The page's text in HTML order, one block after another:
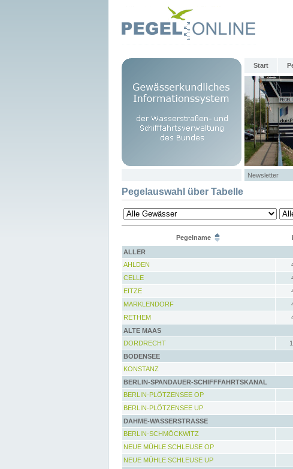
Start
Newsletter
Pegelauswahl über Tabelle
Pegelname
ALLER
AHLDEN
CELLE
EITZE
MARKLENDORF
RETHEM
ALTE MAAS
DORDRECHT
BODENSEE
KONSTANZ
BERLIN-SPANDAUER-SCHIFFFAHRTSKANAL
BERLIN-PLÖTZENSEE OP
BERLIN-PLÖTZENSEE UP
DAHME-WASSERSTRASSE
BERLIN-SCHMÖCKWITZ
NEUE MÜHLE SCHLEUSE OP
NEUE MÜHLE SCHLEUSE UP